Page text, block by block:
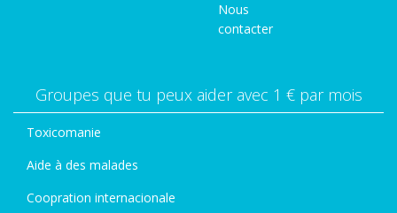
Nous
contacter
Groupes que tu peux aider avec 1 € par mois
Toxicomanie
Aide à des malades
Coopration internacionale